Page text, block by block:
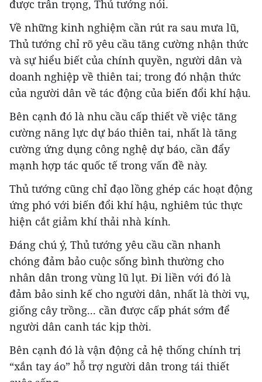
được trân trọng, Thủ tướng nói.
Về những kinh nghiệm cần rút ra sau mưa lũ,
Thủ tướng chỉ rõ yêu cầu tăng cường nhận thức
và sự hiểu biết của chính quyền, người dân và
doanh nghiệp về thiên tai; trong đó nhận thức
của người dân về tác động của biến đổi khí hậu.
Bên cạnh đó là nhu cầu cấp thiết về việc tăng
cường năng lực dự báo thiên tai, nhất là tăng
cường ứng dụng công nghệ dự báo, cần đẩy
mạnh hợp tác quốc tế trong vấn đề này.
Thủ tướng cũng chỉ đạo lồng ghép các hoạt động
ứng phó với biến đổi khí hậu, nghiêm túc thực
hiện cắt giảm khí thải nhà kính.
Đáng chú ý, Thủ tướng yêu cầu cần nhanh
chóng đảm bảo cuộc sống bình thường cho
nhân dân trong vùng lũ lụt. Đi liền với đó là
đảm bảo sinh kế cho người dân, nhất là thời vụ,
giống cây trồng... cần được cấp phát sớm để
người dân canh tác kịp thời.
Bên cạnh đó là vận động cả hệ thống chính trị
“xắn tay áo” hỗ trợ người dân trong tái thiết